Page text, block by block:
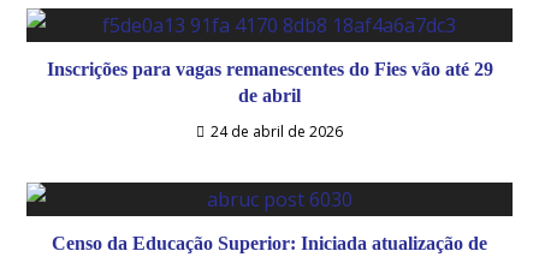
Inscrições para vagas remanescentes do Fies vão até 29
de abril
24 de abril de 2026
Censo da Educação Superior: Iniciada atualização de